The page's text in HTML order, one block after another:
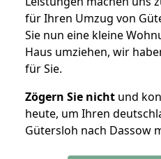
für Ihren Umzug von
Sie nun eine kleine
Haus umziehen, wir
für Sie.
Zögern Sie nicht und
heute, um Ihren
Gütersloh nach Dassow